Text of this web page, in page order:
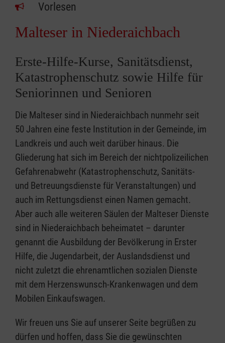
Vorlesen
Malteser in Niederaichbach
Erste-Hilfe-Kurse, Sanitätsdienst,
Katastrophenschutz sowie Hilfe für
Seniorinnen und Senioren
Die Malteser sind in Niederaichbach nunmehr seit
50 Jahren eine feste Institution in der Gemeinde, im
Landkreis und auch weit darüber hinaus. Die
Gliederung hat sich im Bereich der nichtpolizeilichen
Gefahrenabwehr (Katastrophenschutz, Sanitäts-
und Betreuungsdienste für Veranstaltungen) und
auch im Rettungsdienst einen Namen gemacht.
Aber auch alle weiteren Säulen der Malteser Dienste
sind in Niederaichbach beheimatet – darunter
genannt die Ausbildung der Bevölkerung in Erster
Hilfe, die Jugendarbeit, der Auslandsdienst und
nicht zuletzt die ehrenamtlichen sozialen Dienste
mit dem Herzenswunsch-Krankenwagen und dem
Mobilen Einkaufswagen.
Wir freuen uns Sie auf unserer Seite begrüßen zu
dürfen und hoffen, dass Sie die gewünschten